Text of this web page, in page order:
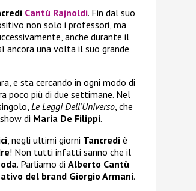
Cantù Rajnoldi. Fin dal suo
non solo i professori, ma
anche durante il
ancora una volta il suo grande
e sta cercando in ogni modo di
poco più di due settimane. Nel
Le Leggi Dell’Universo, che
di Maria De Filippi.
, negli ultimi giorni Tancredi è
! Non tutti infatti sanno che il
. Parliamo di Alberto Cantù
del brand Giorgio Armani.